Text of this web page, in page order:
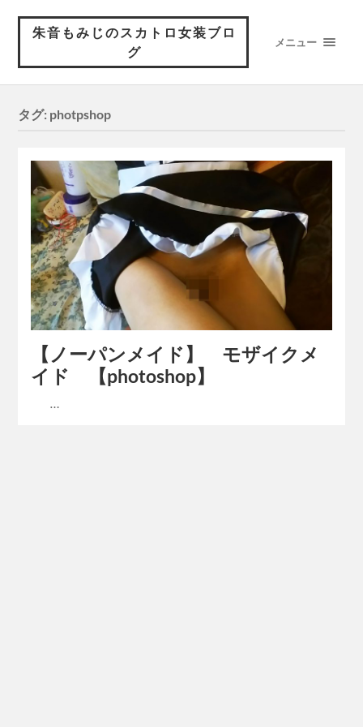
朱音もみじのスカトロ女装ブロ
グ
メニュー
タグ: photpshop
【ノーパンメイド】 モザイクメ
イド 【photoshop】
…